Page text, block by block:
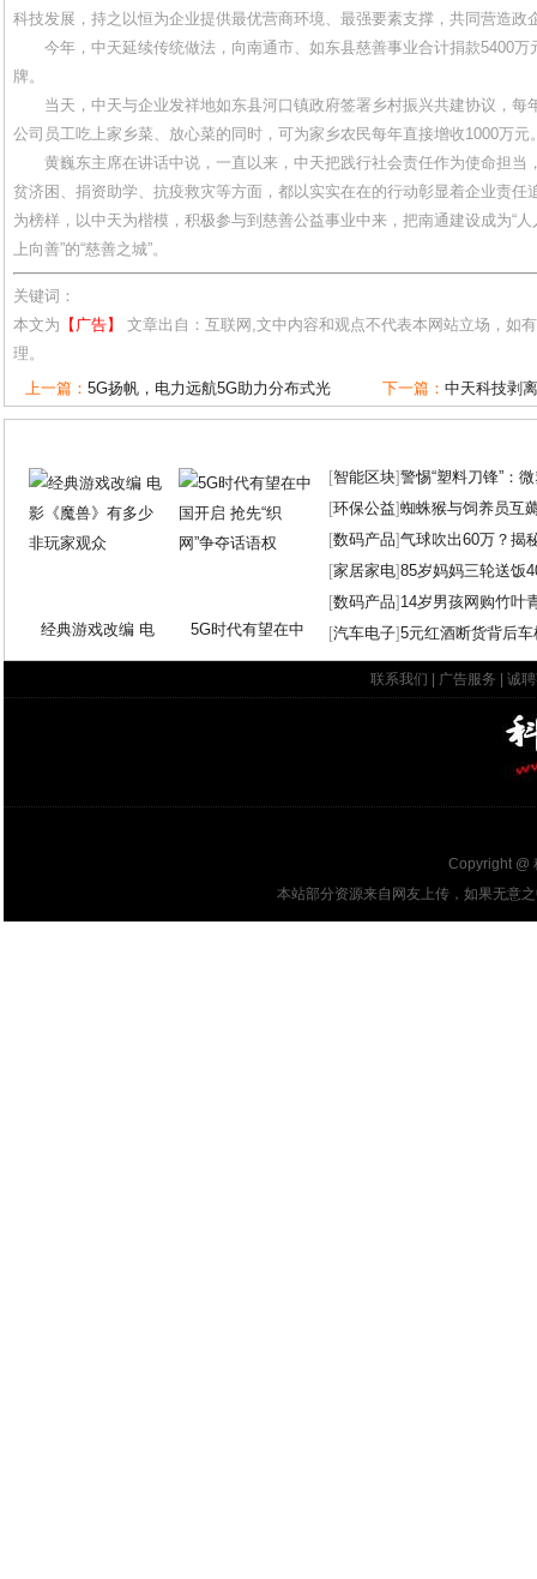
科技发展，持之以恒为企业提供最优营商环境、最强要素支撑，共同营造政
今年，中天延续传统做法，向南通市、如东县慈善事业合计捐款5400万
牌。
当天，中天与企业发祥地如东县河口镇政府签署乡村振兴共建协议，每
公司员工吃上家乡菜、放心菜的同时，可为家乡农民每年直接增收1000万元
黄巍东主席在讲话中说，一直以来，中天把践行社会责任作为使命担当
贫济困、捐资助学、抗疫救灾等方面，都以实实在在的行动彰显着企业责任
为榜样，以中天为楷模，积极参与到慈善公益事业中来，把南通建设成为“
上向善”的“慈善之城”。
关键词：
本文为 【广告】
文章出自：互联网,文中内容和观点不代表本网站立场，如
理。
上一篇： 5G扬帆，电力远航5G助力分布式光 下一篇： 中天科技剥
经典游戏改编 电 5G时代有望在中
[智能区块]警惕“塑料刀锋”：
[环保公益]蜘蛛猴与饲养员互
[数码产品]气球吹出60万？揭
[家居家电]85岁妈妈三轮送饭
[数码产品] 14岁男孩网购竹叶
[汽车电子]5元红酒断货背后
联系我们 广告服务 诚
Copyright @
本站部分资源来自网友上传，如果无意